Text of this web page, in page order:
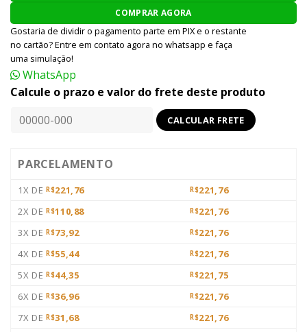
COMPRAR AGORA
Gostaria de dividir o pagamento parte em PIX e o restante
no cartão? Entre em contato agora no whatsapp e faça
uma simulação!
WhatsApp
Calcule o prazo e valor do frete deste produto
PARCELAMENTO
1X DE R$221,76 R$221,76
2X DE R$110,88 R$221,76
3X DE R$73,92 R$221,76
4X DE R$55,44 R$221,76
5X DE R$44,35 R$221,75
6X DE R$36,96 R$221,76
7X DE R$31,68 R$221,76